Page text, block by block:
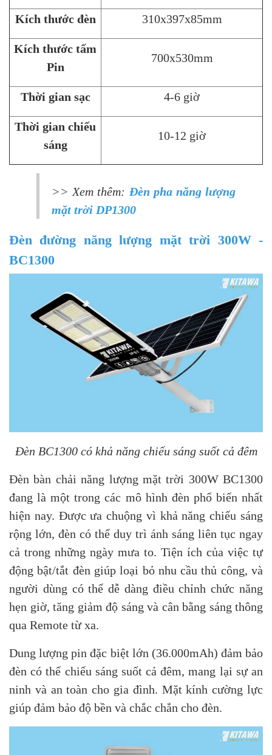
Kích thước đèn 310x397x85mm
Kích thước tấm
Pin
700x530mm
Thời gian sạc 4-6 giờ
Thời gian chiếu
sáng
10-12 giờ
>> Xem thêm: Đèn pha năng lượng
mặt trời DP1300
Đèn đường năng lượng mặt trời 300W -
BC1300
Đèn BC1300 có khả năng chiếu sáng suốt cả đêm
Đèn bàn chải năng lượng mặt trời 300W BC1300
đang là một trong các mô hình đèn phổ biến nhất
hiện nay. Được ưa chuộng vì khả năng chiếu sáng
rộng lớn, đèn có thể duy trì ánh sáng liên tục ngay
cả trong những ngày mưa to. Tiện ích của việc tự
động bật/tắt đèn giúp loại bỏ nhu cầu thủ công, và
người dùng có thể dễ dàng điều chỉnh chức năng
hẹn giờ, tăng giảm độ sáng và cân bằng sáng thông
qua Remote từ xa.
Dung lượng pin đặc biệt lớn (36.000mAh) đảm bảo
đèn có thể chiếu sáng suốt cả đêm, mang lại sự an
ninh và an toàn cho gia đình. Mặt kính cường lực
giúp đảm bảo độ bền và chắc chắn cho đèn.